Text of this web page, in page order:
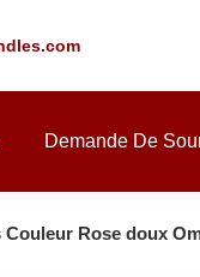
Demande De
Rose doux